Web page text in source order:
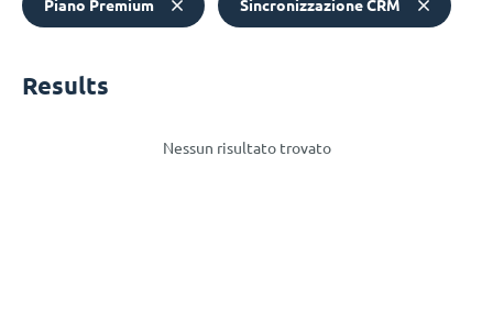
Piano Premium Sincronizzazione CRM
Results
Nessun risultato trovato